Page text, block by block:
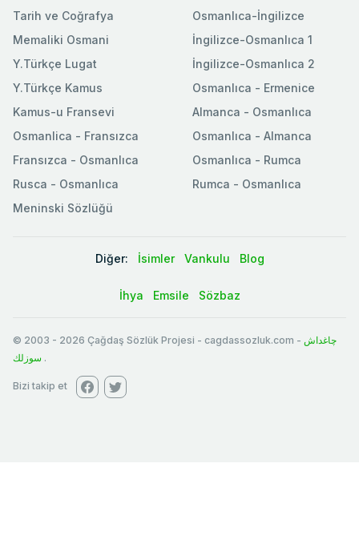
Tarih ve Coğrafya
Memaliki Osmani
Y.Türkçe Lugat
Y.Türkçe Kamus
Osmanlıca-İngilizce
İngilizce-Osmanlıca 1
İngilizce-Osmanlıca 2
Osmanlıca - Ermenice
Kamus-u Fransevi
Osmanlica - Fransızca
Fransızca - Osmanlıca
Rusca - Osmanlıca
Meninski Sözlüğü
Almanca - Osmanlıca
Osmanlıca - Almanca
Osmanlıca - Rumca
Rumca - Osmanlıca
Diğer: İsimler Vankulu Blog
İhya Emsile Sözbaz
© 2003 - 2026 Çağdaş Sözlük Projesi - cagdassozluk.com - چاغداش
سوزلك .
Bizi takip et